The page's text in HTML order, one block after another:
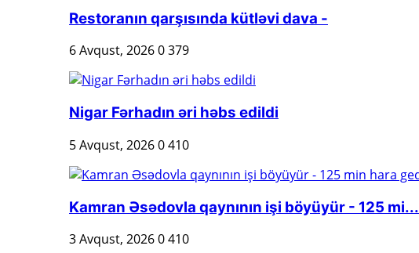
Restoranın qarşısında kütləvi dava -
6 Avqust, 20260379
Nigar Fərhadın əri həbs edildi
5 Avqust, 20260410
Kamran Əsədovla qaynının işi böyüyür - 125 mi...
3 Avqust, 20260410